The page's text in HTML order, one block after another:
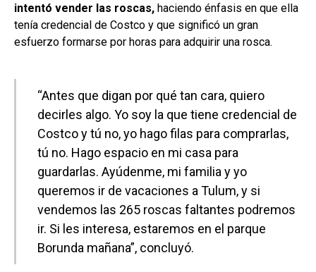
intentó vender las roscas, haciendo énfasis en que ella
tenía credencial de Costco y que significó un gran
esfuerzo formarse por horas para adquirir una rosca.
“Antes que digan por qué tan cara, quiero
decirles algo. Yo soy la que tiene credencial de
Costco y tú no, yo hago filas para comprarlas,
tú no. Hago espacio en mi casa para
guardarlas. Ayúdenme, mi familia y yo
queremos ir de vacaciones a Tulum, y si
vendemos las 265 roscas faltantes podremos
ir. Si les interesa, estaremos en el parque
Borunda mañana”, concluyó.